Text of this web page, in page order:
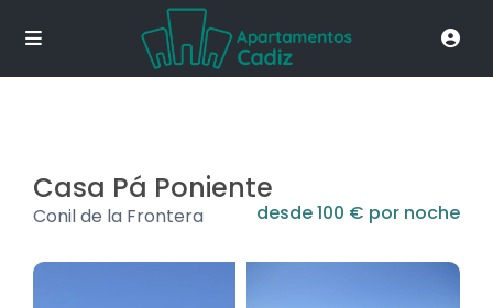
Casa Pá Poniente
desde 100 € por noche
Conil de la Frontera